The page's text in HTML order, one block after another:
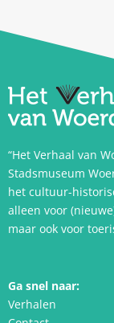
“Het Verhaal van
Stadsmuseum
het cultuur-
alleen voor
maar ook voor
Ga snel naar:
Verhalen